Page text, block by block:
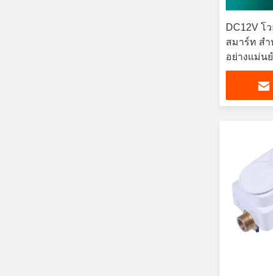
DC12V โ
สมาร์ท สํ
อย่างแม่น